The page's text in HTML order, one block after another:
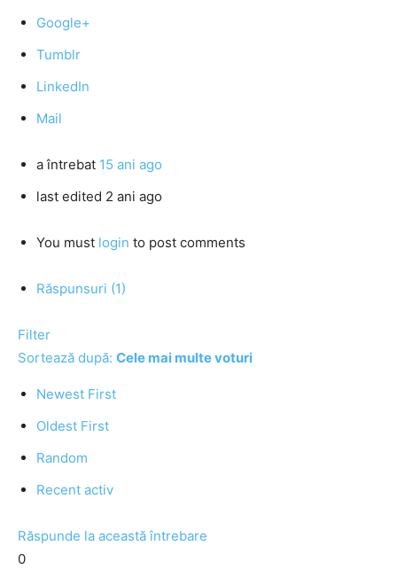
Google+
Tumblr
LinkedIn
Mail
a întrebat 15 ani ago
last edited 2 ani ago
You must login to post comments
Răspunsuri (1)
Filter
Sortează după: Cele mai multe voturi
Newest First
Oldest First
Random
Recent activ
Răspunde la această întrebare
0